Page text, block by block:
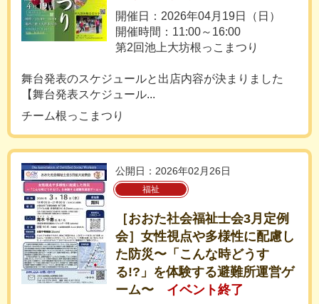
開催日：2026年04月19日（日）
開催時間：11:00～16:00
第2回池上大坊根っこまつり
舞台発表のスケジュールと出店内容が決まりました
【舞台発表スケジュール...
チーム根っこまつり
公開日：2026年02月26日
福祉
［おおた社会福祉士会3月定例
会］女性視点や多様性に配慮し
た防災〜「こんな時どうす
る!?」を体験する避難所運営ゲ
ーム〜
イベント終了